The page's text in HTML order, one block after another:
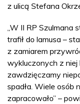
z ulicą Stefana
„W II RP
trafił do lamusa –
z zamiarem
wykluczonych z niej
zawdzięczamy
spadła. Wiele osób
zapracowało” –